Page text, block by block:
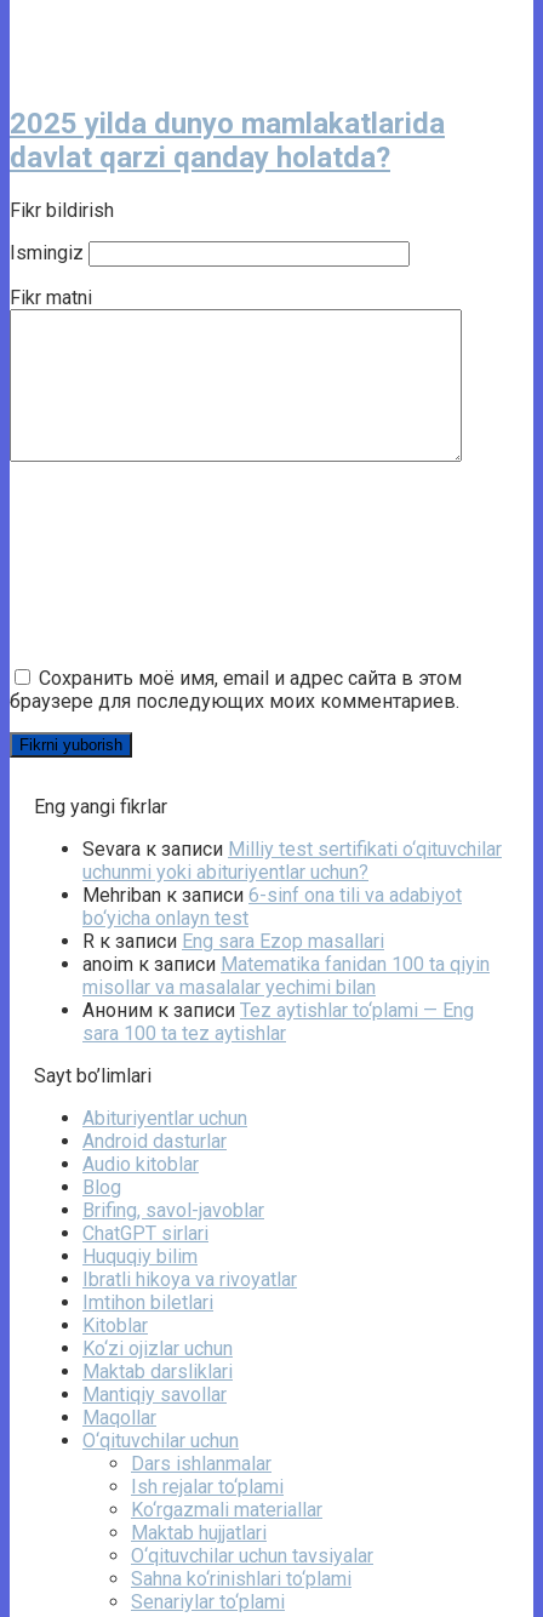
2025 yilda dunyo mamlakatlarida
davlat qarzi qanday holatda?
Fikr bildirish
Ismingiz
Fikr matni
Сохранить моё имя, email и адрес сайта в этом
браузере для последующих моих комментариев.
Eng yangi fikrlar
Sevara к записи Milliy test sertifikati o‘qituvchilar
uchunmi yoki abituriyentlar uchun?
Mehriban к записи 6-sinf ona tili va adabiyot
bo‘yicha onlayn test
R к записи Eng sara Ezop masallari
anoim к записи Matematika fanidan 100 ta qiyin
misollar va masalalar yechimi bilan
Аноним к записи Tez aytishlar to‘plami — Eng
sara 100 ta tez aytishlar
Sayt bo’limlari
Abituriyentlar uchun
Android dasturlar
Audio kitoblar
Blog
Brifing, savol-javoblar
ChatGPT sirlari
Huquqiy bilim
Ibratli hikoya va rivoyatlar
Imtihon biletlari
Kitoblar
Ko‘zi ojizlar uchun
Maktab darsliklari
Mantiqiy savollar
Maqollar
O‘qituvchilar uchun
Dars ishlanmalar
Ish rejalar to‘plami
Ko‘rgazmali materiallar
Maktab hujjatlari
O‘qituvchilar uchun tavsiyalar
Sahna ko‘rinishlari to‘plami
Senariylar to‘plami